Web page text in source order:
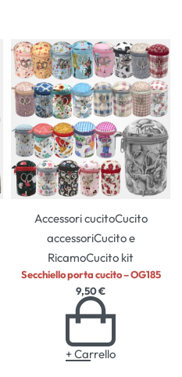
Accessori cucitoCucito
accessoriCucito e
RicamoCucito kit
Secchiello porta cucito – OG185
9,50€
+ Carrello